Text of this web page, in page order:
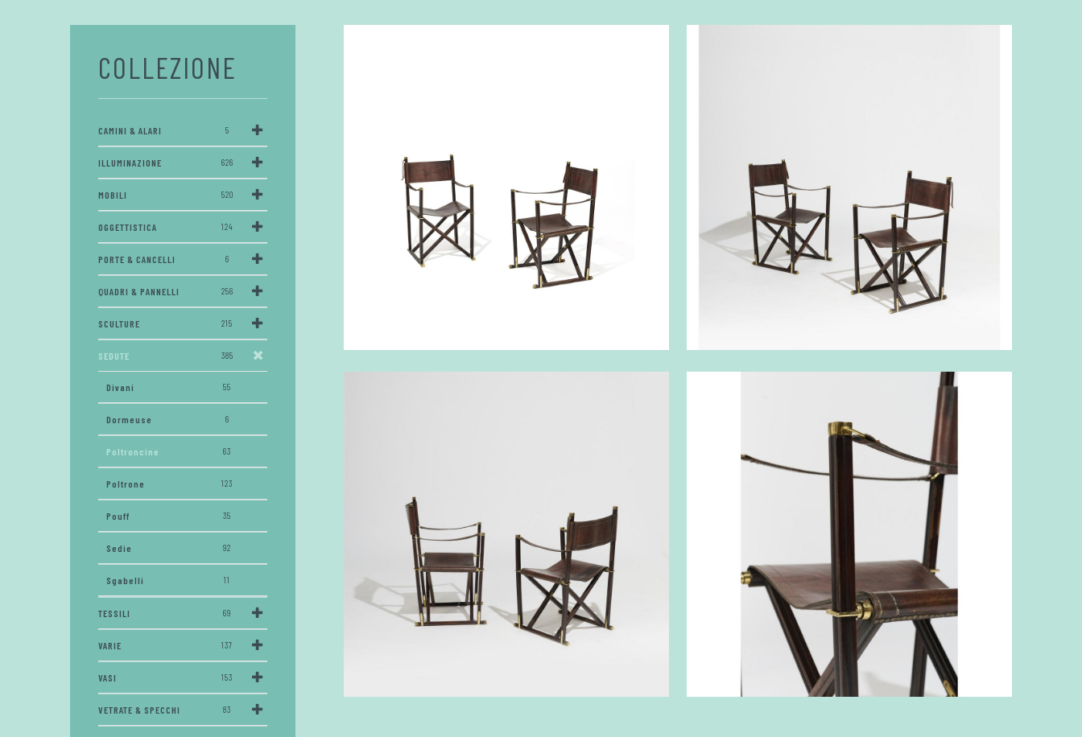
COLLEZIONE
CAMINI & ALARI 5
ILLUMINAZIONE 626
MOBILI 520
OGGETTISTICA 124
PORTE & CANCELLI 6
QUADRI & PANNELLI 256
SCULTURE 215
SEDUTE 385
Divani 55
Dormeuse 6
Poltroncine 63
Poltrone 123
Pouff 35
Sedie 92
Sgabelli 11
TESSILI 69
VARIE 137
VASI 153
VETRATE & SPECCHI 83